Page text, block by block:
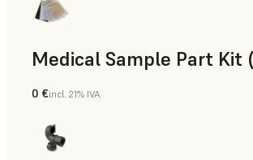
Medical Sample Part Kit
Medicina
0 €incl. 21% IVA